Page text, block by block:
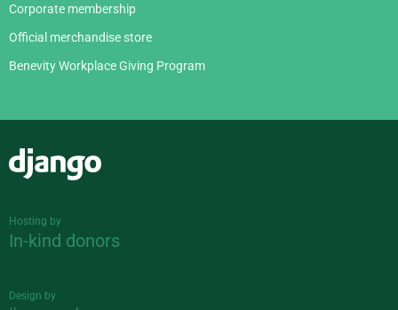
Corporate membership
Official merchandise store
Benevity Workplace Giving Program
Hosting by
In-kind donors
Design by